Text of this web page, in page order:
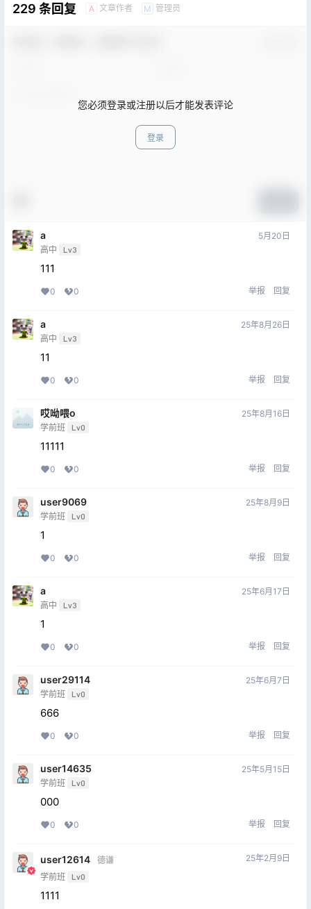
229 条回复 A 文章作者 M 管理员
您必须登录或注册以后才能发表评论
登录
a
高中 Lv3
5月20日
111
0 0 举报 回复
a
高中 Lv3
25年8月26日
11
0 0 举报 回复
哎呦喂o
学前班 Lv0
25年8月16日
11111
0 0 举报 回复
user9069
学前班 Lv0
25年8月9日
1
0 0 举报 回复
a
高中 Lv3
25年6月17日
1
0 0 举报 回复
user29114
学前班 Lv0
25年6月7日
666
0 0 举报 回复
user14635
学前班 Lv0
25年5月15日
000
0 0 举报 回复
user12614
德谦
学前班 Lv0
25年2月9日
1111